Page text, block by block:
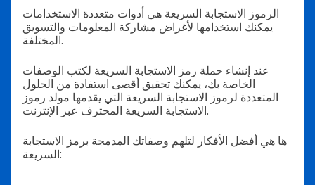
الرموز الاستجابة السريعة هي أدوات متعددة الاستخدامات
يمكنك استخدامها لأغراض مشاركة المعلومات والتسويق
المختلفة.
عند إنشاء حملة رمز الاستجابة السريعة لكتب الوصفات
الخاصة بك، يمكنك تحقيق أقصى استفادة من الحلول
المتعددة لرموز الاستجابة السريعة التي يقدمها مولد رموز
الاستجابة السريعة المحترف عبر الإنترنت.
ها هي أفضل الأفكار لتلهم وصفاتك المدمجة برمز الاستجابة
السريعة: